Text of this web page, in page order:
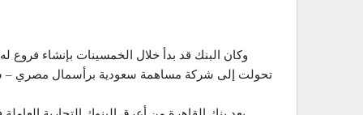
وكان البنك قد بدأ خلال الخمسينات بإنشاء
تحولت إلى شركة مساهمة سعودية برأسمال مصري –